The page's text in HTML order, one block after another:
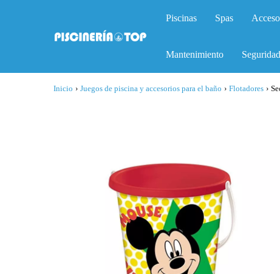
Piscinas Spas
Mantenimiento Seguridad
Inicio › Juegos de piscina y accesorios para el baño › Flotadores ›